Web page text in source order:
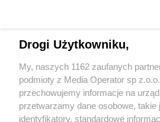
Wydawca mediówlokalnych
Drogi Użytkowniku,
My, naszych 1162 zaufanych
podmioty z Media Operator sp
przechowujemy informacje na
przetwarzamy dane osobowe, takie
identyfikatory, standardowe